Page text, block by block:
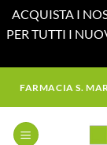
ACQUISTA I
PER TUTTI I
FARMACIA S.